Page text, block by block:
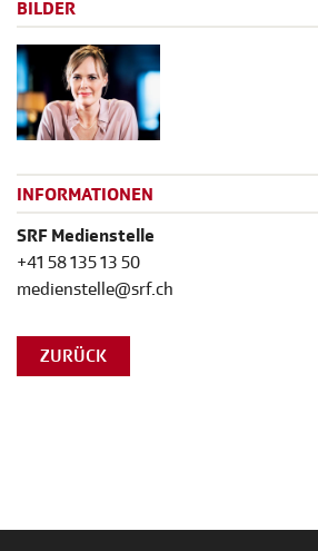
BILDER
INFORMATIONEN
SRF Medienstelle
+41 58 135 13 50
medienstelle@srf.ch
ZURÜCK